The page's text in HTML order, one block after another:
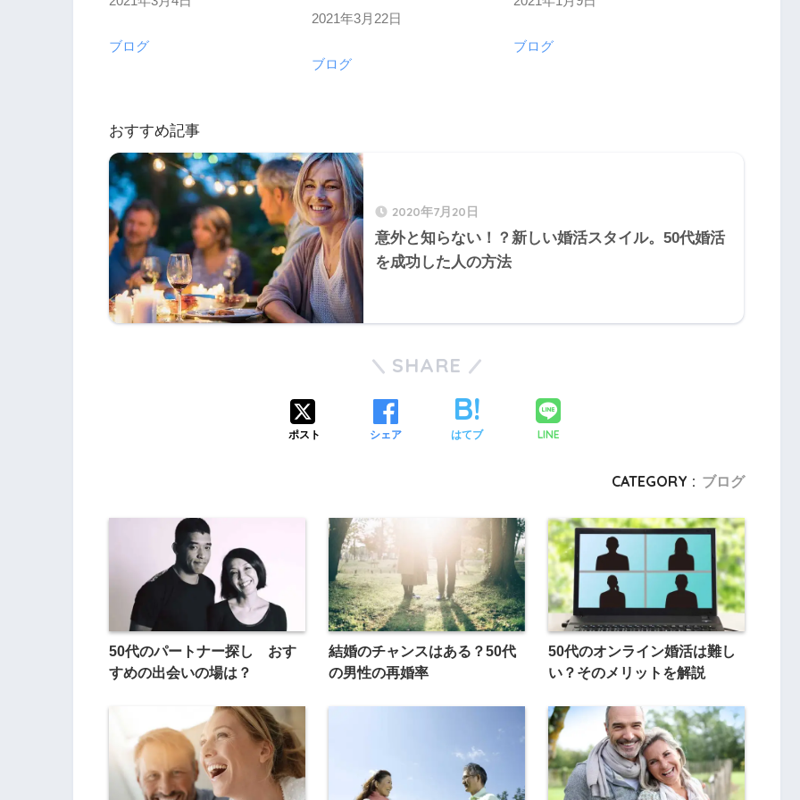
関連理由
ブログ
日付
2021年3月22日
関連理由
ブログ
関連理由
ブログ
おすすめ記事
2020年7月20日
意外と知らない！？新しい婚活スタイル。50代婚活
を成功した人の方法
SHARE
ポスト シェア はてブ LINE
CATEGORY : ブログ
50代のパートナー探し おす
すめの出会いの場は？
結婚のチャンスはある？50代
の男性の再婚率
50代のオンライン婚活は難し
い？そのメリットを解説